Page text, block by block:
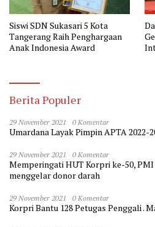
Siswi SDN Sukasari 5 Kota
Tangerang Raih Penghargaan
Anak Indonesia Award
Berita Populer
29 November 2021 0 Komentar
Umardana Layak Pimpin APTA 2022-
29 November 2021 0 Komentar
Memperingati HUT Korpri ke-50,
menggelar donor darah
29 November 2021 0 Komentar
Korpri Bantu 128 Petugas Penggali .